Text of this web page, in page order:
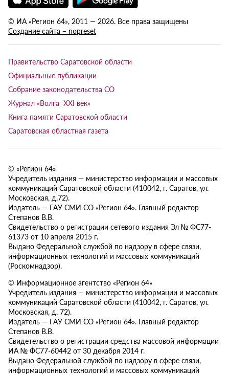
© ИА «Регион 64», 2011 — 2026. Все права защищены
Создание сайта – nopreset
Правительство Саратовской области
Официальные публикации
Собрание законодательства СО
Журнал «Волга XXI век»
Книга памяти Саратовской области
Саратовская областная газета
© «Регион 64»
Учредитель издания — министерство информации и массовых
коммуникаций Саратовской области (410042, г. Саратов, ул.
Московская, д.72).
Издатель — ГАУ СМИ СО «Регион 64». Главный редактор
Степанов В.В.
Свидетельство о регистрации сетевого издания Эл № ФС77-
61373 от 10 апреля 2015 г.
Выдано Федеральной службой по надзору в сфере связи,
информационных технологий и массовых коммуникаций
(Роскомнадзор).
© Информационное агентство «Регион 64»
Учредитель издания — министерство информации и массовых
коммуникаций Саратовской области (410042, г. Саратов, ул.
Московская, д. 72).
Издатель — ГАУ СМИ СО «Регион 64». Главный редактор
Степанов В.В.
Свидетельство о регистрации средства массовой информации
ИА № ФС77-60442 от 30 декабря 2014 г.
Выдано Федеральной службой по надзору в сфере связи,
информационных технологий и массовых коммуникаций